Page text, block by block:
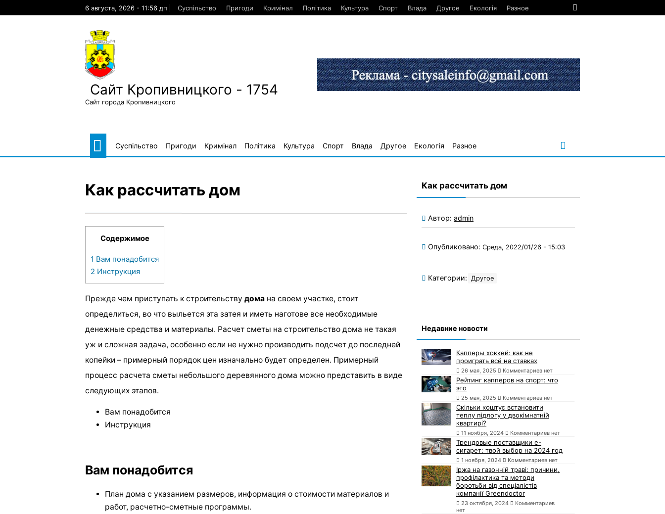
6 августа, 2026 - 11:56 дп Суспільство Пригоди Кримінал Політика Культура Спорт Влада Другое Екологія Разное
Сайт Кропивницкого - 1754
Сайт города Кропивницкого
Суспільство Пригоди Кримінал Політика Культура Спорт Влада Другое Екологія Разное
Как рассчитать дом
Содержимое
1 Вам понадобится
2 Инструкция
Прежде чем приступать к строительству дома на своем участке, стоит
определиться, во что выльется эта затея и иметь наготове все необходимые
денежные средства и материалы. Расчет сметы на строительство дома не такая
уж и сложная задача, особенно если не нужно производить подсчет до последней
копейки – примерный порядок цен изначально будет определен. Примерный
процесс расчета сметы небольшого деревянного дома можно представить в виде
следующих этапов.
Вам понадобится
Инструкция
Вам понадобится
План дома с указанием размеров, информация о стоимости материалов и
работ, расчетно-сметные программы.
Как рассчитать дом
Автор: admin
Опубликовано: Среда, 2022/01/26 - 15:03
Категории: Другое
Недавние новости
Капперы хоккей: как не
проиграть всё на ставках
26 мая, 2025 Комментариев нет
Рейтинг капперов на спорт: что
это
25 мая, 2025 Комментариев нет
Скільки коштує встановити
теплу підлогу у двокімнатній
квартирі?
11 ноября, 2024 Комментариев нет
Трендовые поставщики e-
сигарет: твой выбор на 2024 год
1 ноября, 2024 Комментариев нет
Іржа на газонній траві: причини,
профілактика та методи
боротьби від спеціалістів
компанії Greendoctor
23 октября, 2024
Комментариев
нет